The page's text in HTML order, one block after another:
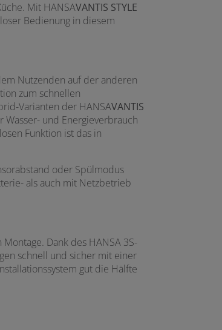
Mit HANSAVANTIS STYLE
Bedienung in diesem
Nutzenden auf der anderen
zum schnellen
Varianten der HANSAVANTIS
und Energieverbrauch
Funktion ist das in
oder Spülmodus
als auch mit Netzbetrieb
Dank des HANSA 3S-
schnell und sicher mit einer
gut die Hälfte